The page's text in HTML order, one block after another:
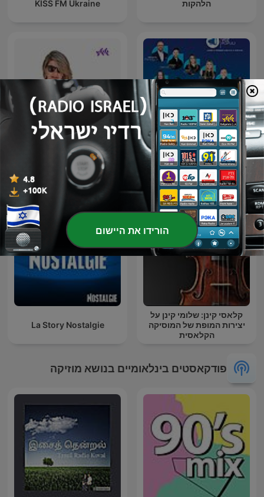
הלהקות KISS FM Ukraine
Humor Voz Populi BLU מדינה בדרך עם הדר מרקס
קלאסי קינן: שלומי קינן על
יצירות המופת של המוסיקה
הקלאסית
La Story Nostalgie
פודקאסטים בינלאומיים בנושא מוזיקה
הורידו את היישום